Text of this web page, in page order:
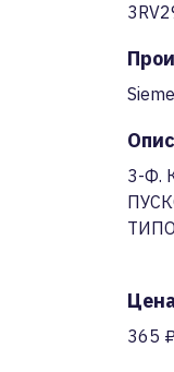
3-Ф.
Цена
365 ₽